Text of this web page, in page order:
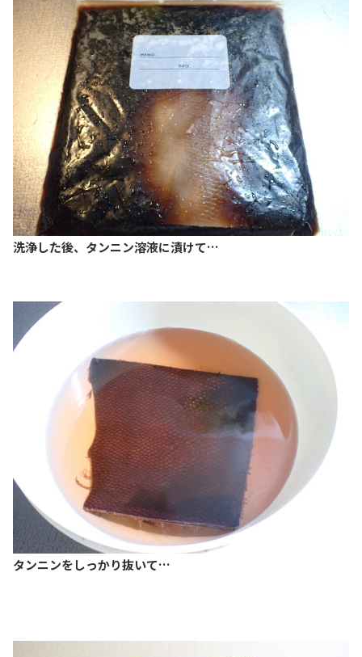
洗浄した後、タンニン溶液に漬けて…
タンニンをしっかり抜いて…